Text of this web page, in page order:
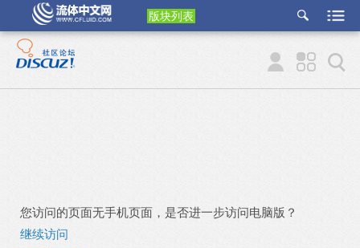
版块列表
etu
p
您访问的页面无手机页面，是否进一步访问电脑版？
继续访问